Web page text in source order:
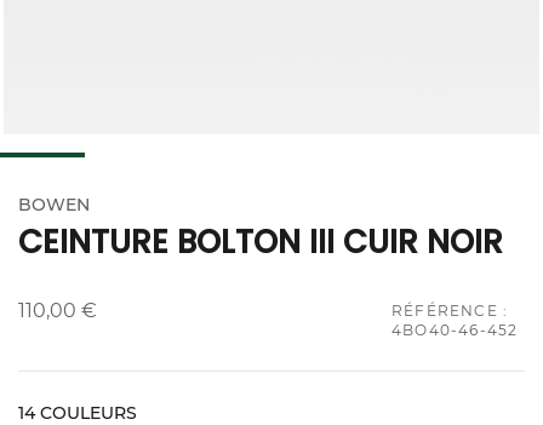
BOWEN
CEINTURE BOLTON III CUIR NOIR
110,00 €
RÉFÉRENCE :
4BO40-46-452
14 COULEURS